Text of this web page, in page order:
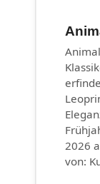
2026
von: